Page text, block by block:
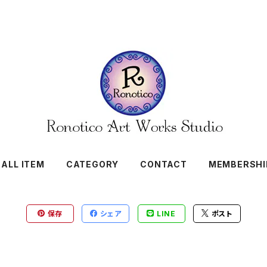
ALL ITEM CATEGORY CONTACT
保存 シェア LINE ポスト